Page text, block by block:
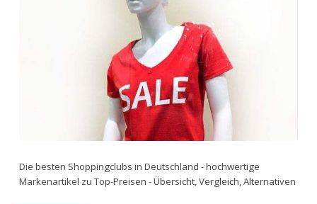
Die besten Shoppingclubs in Deutschland - hochwertige
Markenartikel zu Top-Preisen - Übersicht, Vergleich, Alternativen